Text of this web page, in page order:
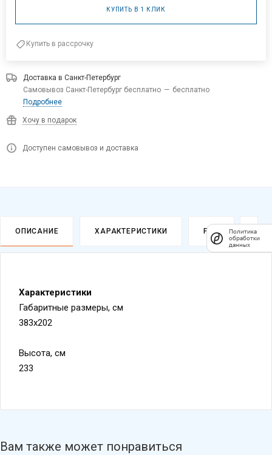
КУПИТЬ В 1 КЛИК
Купить в рассрочку
Доставка в Санкт-Петербург
Самовывоз Санкт-Петербург бесплатно — бесплатно
Подробнее
Хочу в подарок
Доступен самовывоз и доставка
ОПИСАНИЕ ХАРАКТЕРИСТИКИ FAQ
Характеристики
Габаритные размеры, см
383х202
Высота, см
233
Вам также может понравиться
Политика
обработки
данных